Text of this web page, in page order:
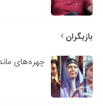
بازیگران
چهره‌های